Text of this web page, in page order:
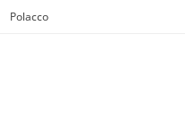
Polacco